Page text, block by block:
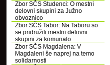
Zbor SČS Studenci: O mestni
delovni skupini za Južno
obvoznico
Zbor SČS Tabor: Na Taboru so
se pridružili mestni delovni
skupini za komunalo
Zbor SČS Magdalena: V
Magdaleni še naprej na temo
solidarnosti